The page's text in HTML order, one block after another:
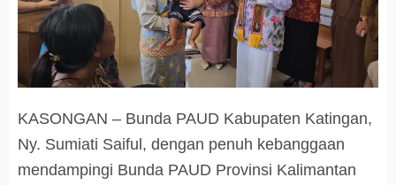
KASONGAN – Bunda PAUD Kabupaten Katingan,
Ny. Sumiati Saiful, dengan penuh kebanggaan
mendampingi Bunda PAUD Provinsi Kalimantan